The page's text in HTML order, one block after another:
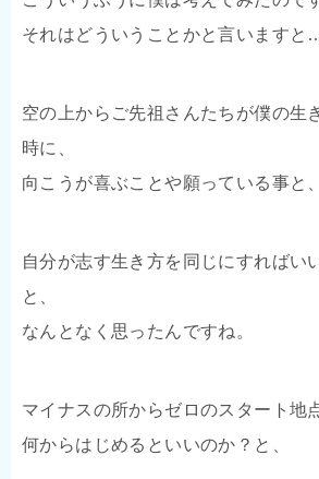
それはどういうことかと言いますと
空の上からご先祖さんたちが僕の生
時に、
向こうが喜ぶことや願っている事と、
自分が志す生き方を同じにすればい
と、
なんとなく思ったんですね。
マイナスの所からゼロのスタート地
何からはじめるといいのか？と、